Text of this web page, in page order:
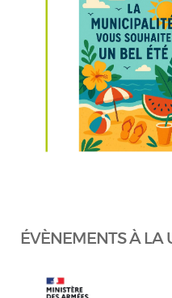
ÉVÈNEMENTS À LA